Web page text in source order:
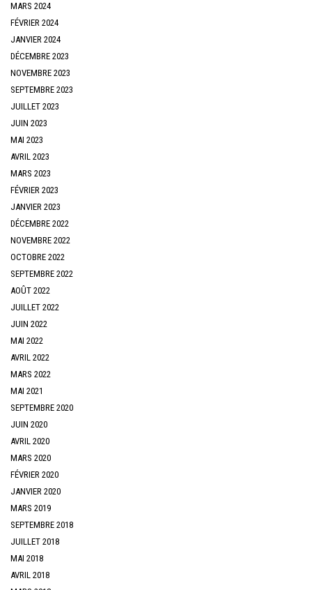
MARS 2024
FÉVRIER 2024
JANVIER 2024
DÉCEMBRE 2023
NOVEMBRE 2023
SEPTEMBRE 2023
JUILLET 2023
JUIN 2023
MAI 2023
AVRIL 2023
MARS 2023
FÉVRIER 2023
JANVIER 2023
DÉCEMBRE 2022
NOVEMBRE 2022
OCTOBRE 2022
SEPTEMBRE 2022
AOÛT 2022
JUILLET 2022
JUIN 2022
MAI 2022
AVRIL 2022
MARS 2022
MAI 2021
SEPTEMBRE 2020
JUIN 2020
AVRIL 2020
MARS 2020
FÉVRIER 2020
JANVIER 2020
MARS 2019
SEPTEMBRE 2018
JUILLET 2018
MAI 2018
AVRIL 2018